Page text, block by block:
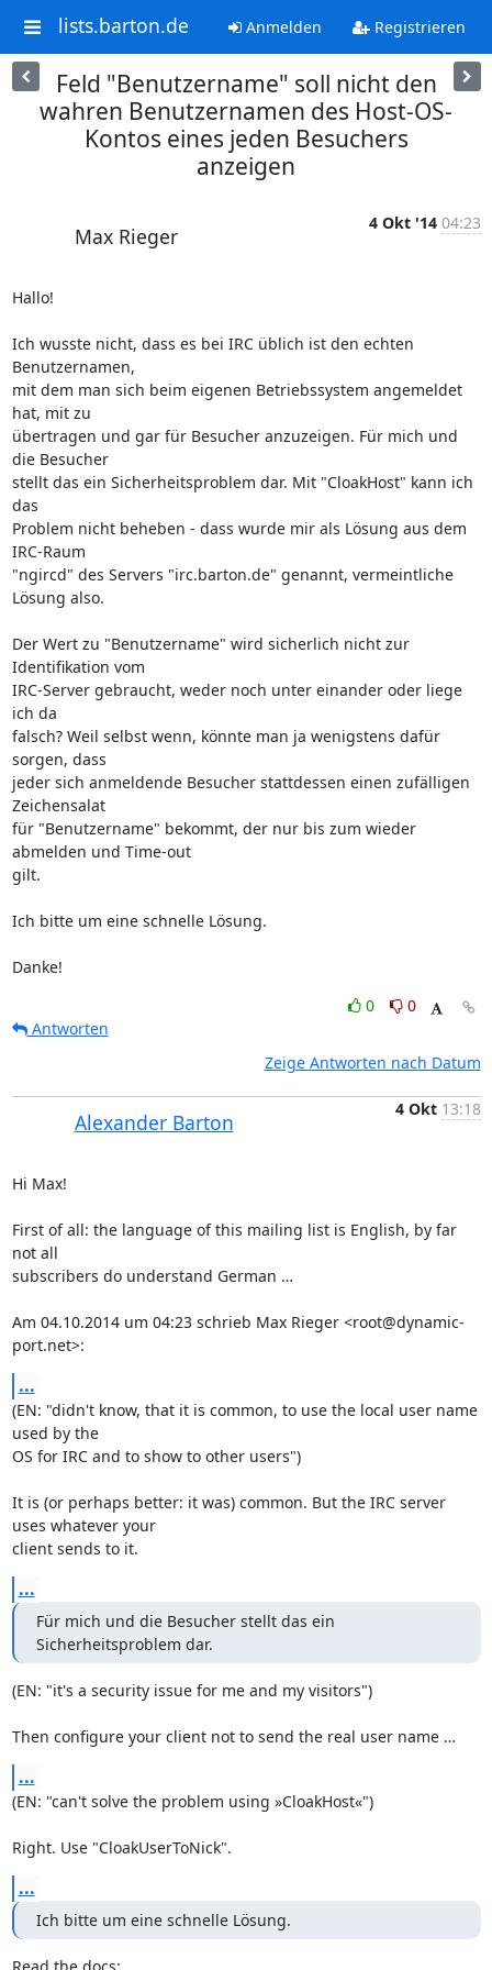
lists.barton.de Anmelden Registrieren
Feld "Benutzername" soll nicht den
wahren Benutzernamen des Host-OS-
Kontos eines jeden Besuchers
anzeigen
Max Rieger
4 Okt '14 04:23
Hallo!
Ich wusste nicht, dass es bei IRC üblich ist den echten
Benutzernamen,
mit dem man sich beim eigenen Betriebssystem angemeldet
hat, mit zu
übertragen und gar für Besucher anzuzeigen. Für mich und
die Besucher
stellt das ein Sicherheitsproblem dar. Mit "CloakHost" kann ich
das
Problem nicht beheben - dass wurde mir als Lösung aus dem
IRC-Raum
"ngircd" des Servers "irc.barton.de" genannt, vermeintliche
Lösung also.
Der Wert zu "Benutzername" wird sicherlich nicht zur
Identifikation vom
IRC-Server gebraucht, weder noch unter einander oder liege
ich da
falsch? Weil selbst wenn, könnte man ja wenigstens dafür
sorgen, dass
jeder sich anmeldende Besucher stattdessen einen zufälligen
Zeichensalat
für "Benutzername" bekommt, der nur bis zum wieder
abmelden und Time-out
gilt.
Ich bitte um eine schnelle Lösung.
Danke!
0
0
Antworten
Zeige Antworten nach Datum
Alexander Barton
4 Okt 13:18
Hi Max!
First of all: the language of this mailing list is English, by far
not all
subscribers do understand German …
Am 04.10.2014 um 04:23 schrieb Max Rieger <root@dynamic-
port.net>:
...
(EN: "didn't know, that it is common, to use the local user name
used by the
OS for IRC and to show to other users")
It is (or perhaps better: it was) common. But the IRC server
uses whatever your
client sends to it.
...
Für mich und die Besucher stellt das ein
Sicherheitsproblem dar.
(EN: "it's a security issue for me and my visitors")
Then configure your client not to send the real user name …
...
(EN: "can't solve the problem using »CloakHost«")
Right. Use "CloakUserToNick".
...
Ich bitte um eine schnelle Lösung.